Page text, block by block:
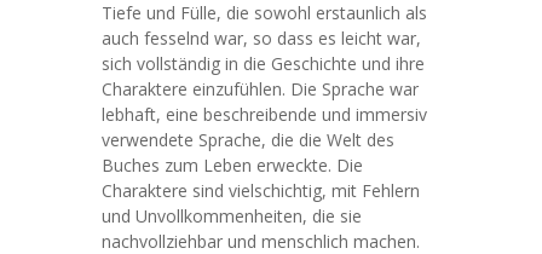
Tiefe und Fülle, die sowohl erstaunlich als
auch fesselnd war, so dass es leicht war,
sich vollständig in die Geschichte und ihre
Charaktere einzufühlen. Die Sprache war
lebhaft, eine beschreibende und immersiv
verwendete Sprache, die die Welt des
Buches zum Leben erweckte. Die
Charaktere sind vielschichtig, mit Fehlern
und Unvollkommenheiten, die sie
nachvollziehbar und menschlich machen.